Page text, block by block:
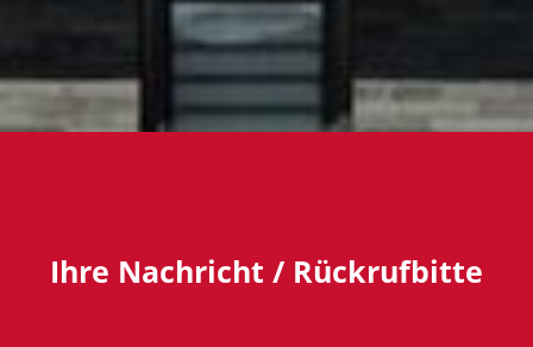
Ihre Nachricht / Rückrufbitte